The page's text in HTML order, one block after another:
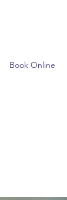
Book Online